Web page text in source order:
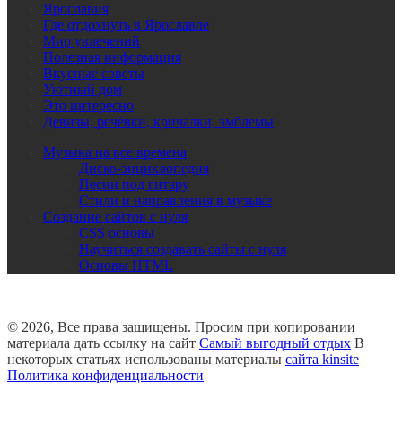
Ярославия
Где отдохнуть в Ярославле
Мир увлечений
Полезная информация
Вкусные советы
Уютный дом
Это интересно
Девизы, речёвки, кричалки, эмблемы
Музыка на все времена
Диско-энциклопедия
Песни под гитару
Стили и направления в музыке
Создание сайтов с нуля
CSS основы
Научиться создавать сайты с нуля
Основы HTML
© 2026, Все права защищены. Просим при копировании
материала дать ссылку на сайт Самый выгодный отдых В
некоторых статьях использованы материалы сайта kinsite
Политика конфиденциальности